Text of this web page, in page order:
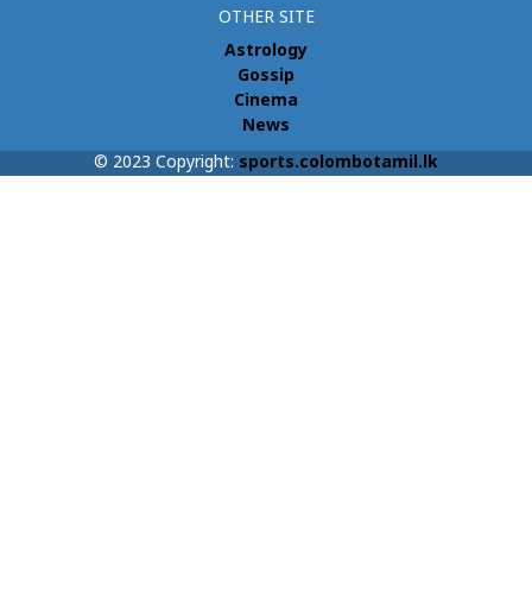
OTHER SITE
Astrology
Gossip
Cinema
News
© 2023 Copyright: sports.colombotamil.lk